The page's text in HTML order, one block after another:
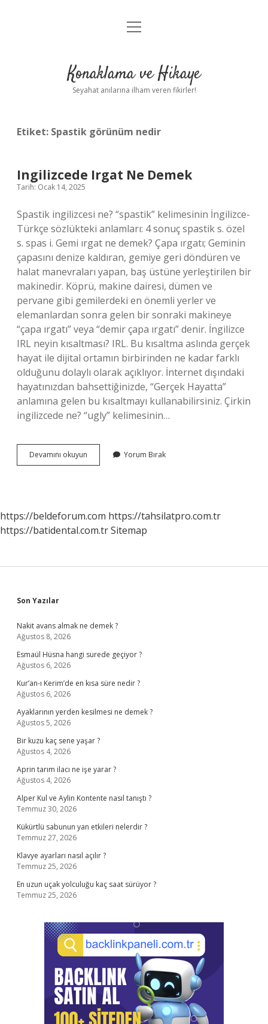
Anasayfa
Yasal Uyarı
menüyü
Konaklama ve Hikaye
Seyahat anılarına ilham veren fikirler!
Etiket: Spastik görünüm nedir
Ingilizcede Irgat Ne Demek
Tarih: Ocak 14, 2025
Spastik ingilizcesi ne? “spastik” kelimesinin İngilizce-
Türkçe sözlükteki anlamları: 4 sonuç spastik s. özel
s. spas i. Gemi ırgat ne demek? Çapa ırgatı; Geminin
çapasını denize kaldıran, gemiye geri döndüren ve
halat manevraları yapan, baş üstüne yerleştirilen bir
makinedir. Köprü, makine dairesi, dümen ve
pervane gibi gemilerdeki en önemli yerler ve
elemanlardan sonra gelen bir sonraki makineye
“çapa ırgatı” veya “demir çapa ırgatı” denir. İngilizce
IRL neyin kısaltması? IRL. Bu kısaltma aslında gerçek
hayat ile dijital ortamın birbirinden ne kadar farklı
olduğunu dolaylı olarak açıklıyor. İnternet dışındaki
hayatınızdan bahsettiğinizde, “Gerçek Hayatta”
anlamına gelen bu kısaltmayı kullanabilirsiniz. Çirkin
ingilizcede ne? “ugly” kelimesinin…
Devamını okuyun Ingilizcede
Irgat
Yorum Bırak
https://beldeforum.com https://tahsilatpro.com.tr
https://batidental.com.trSitemap
Sidebar
Son Yazılar
Nakit avans almak ne demek ?
Ağustos 8, 2026
Esmaül Hüsna hangi surede geçiyor ?
Ağustos 6, 2026
Kur’an-ı Kerim’de en kısa süre nedir ?
Ağustos 6, 2026
Ayaklarının yerden kesilmesi ne demek ?
Ağustos 5, 2026
Bir kuzu kaç sene yaşar ?
Ağustos 4, 2026
Aprin tarım ilacı ne işe yarar ?
Ağustos 4, 2026
Alper Kul ve Aylin Kontente nasıl tanıştı ?
Temmuz 30, 2026
Kükürtlü sabunun yan etkileri nelerdir ?
Temmuz 27, 2026
Klavye ayarları nasıl açılır ?
Temmuz 25, 2026
En uzun uçak yolculuğu kaç saat sürüyor ?
Temmuz 25, 2026